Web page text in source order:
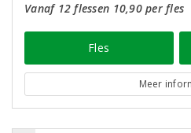
Vanaf 12 flessen 10,90 per fles
Fles
Meer